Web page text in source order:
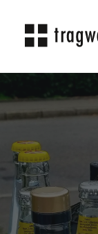
TRAGWERKEPLUS
REFERENZEN
ÜBER UNS
KARRIERE
KONTAKT